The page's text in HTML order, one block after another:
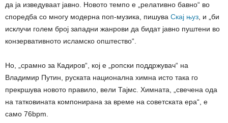
да ја изведуваат јавно. Новото темпо е „релативно бавно“ во
споредба со многу модерна поп-музика, пишува Скај њуз , и „би
исклучи голем број западни жанрови да бидат јавно пуштени во
конзервативното исламско општество“.
Но, „срамно за Кадиров“, кој е „ропски поддржувач“ на
Владимир Путин, руската национална химна исто така го
прекршува новото правило, вели Тајмс. Химната, „свечена ода
на татковината компонирана за време на советската ера“, е
само 76bpm.